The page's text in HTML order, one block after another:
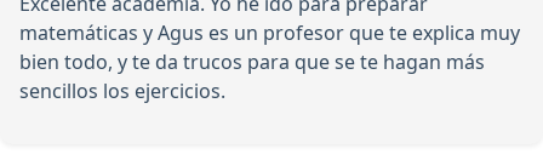
matemáticas y Agus es un profesor que te explica muy
bien todo, y te da trucos para que se te hagan más
sencillos los ejercicios.